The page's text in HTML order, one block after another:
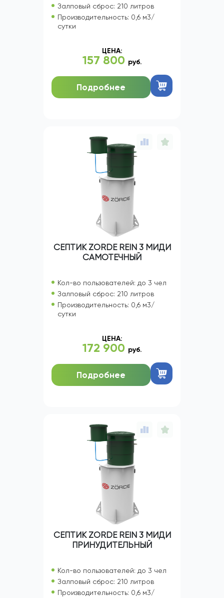
Залповый сброс: 210 литров
Производительность: 0,6 м3/
сутки
ЦЕНА:
157 800 руб.
Подробнее
СЕПТИК ZORDE REIN 3 МИДИ
САМОТЕЧНЫЙ
Кол-во пользователей: до 3 чел
Залповый сброс: 210 литров
Производительность: 0,6 м3/
сутки
ЦЕНА:
172 900 руб.
Подробнее
СЕПТИК ZORDE REIN 3 МИДИ
ПРИНУДИТЕЛЬНЫЙ
Кол-во пользователей: до 3 чел
Залповый сброс: 210 литров
Производительность: 0,6 м3/